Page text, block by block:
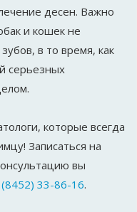
десен. Важно
и кошек не
в то время, как
серьезных
которые всегда
Записаться на
вы
33-86-16.